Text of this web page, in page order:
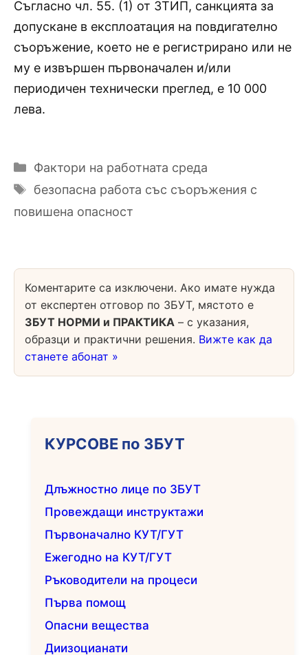
Съгласно чл. 55. (1) от ЗТИП, санкцията за
допускане в експлоатация на повдигателно
съоръжение, което не е регистрирано или не
му е извършен първоначален и/или
периодичен технически преглед, е 10 000
лева.
Категории
Фактори на работната среда
Етикети
безопасна работа със съоръжения с
повишена опасност
Коментарите са изключени. Ако имате нужда
от експертен отговор по ЗБУТ, мястото е
ЗБУТ НОРМИ и ПРАКТИКА – с указания,
образци и практични решения. Вижте как да
станете абонат »
КУРСОВЕ по ЗБУТ
Длъжностно лице по ЗБУТ
Провеждащи инструктажи
Първоначално КУТ/ГУТ
Ежегодно на КУТ/ГУТ
Ръководители на процеси
Първа помощ
Опасни вещества
Диизоцианати